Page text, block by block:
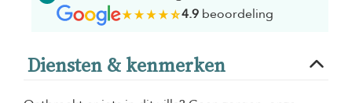
4.9beoordeling
Diensten & kenmerken